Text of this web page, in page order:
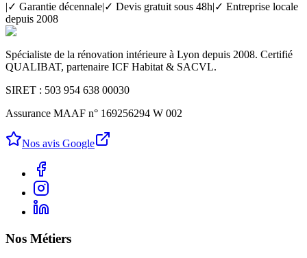
|✓ Garantie décennale|✓ Devis gratuit sous 48h|✓ Entreprise locale
depuis 2008
Spécialiste de la rénovation intérieure à Lyon depuis 2008. Certifié
QUALIBAT, partenaire ICF Habitat & SACVL.
SIRET : 503 954 638 00030
Assurance MAAF n° 169256294 W 002
Nos avis Google
Nos Métiers